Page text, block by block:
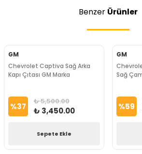
Benzer Ürünler
GM
Chevrolet Captiva Sağ Arka
Kapı Çıtası GM Marka
%37 ₺ 5,500.00
₺ 3,450.00
Sepete Ekle
GM
Sağ
%59